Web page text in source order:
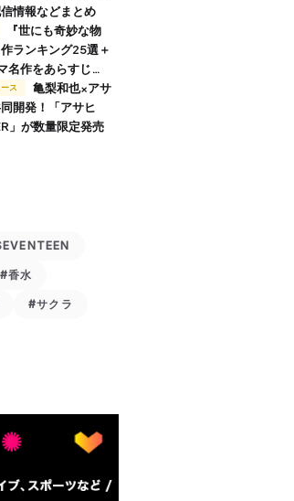
情報などまとめ
ランキング25選＋
名作をあらすじ付
ス
開発！「アサヒ
」が数量限定発売
#香水
#サクラ